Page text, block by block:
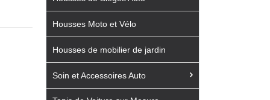
Housses Moto et Vélo
Housses de mobilier de jardin
Soin et Accessoires Auto